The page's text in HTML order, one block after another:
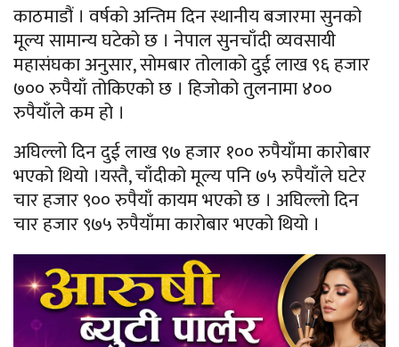
काठमाडौं । वर्षको अन्तिम दिन स्थानीय बजारमा सुनको
मूल्य सामान्य घटेको छ । नेपाल सुनचाँदी व्यवसायी
महासंघका अनुसार, सोमबार तोलाको दुई लाख ९६ हजार
७०० रुपैयाँ तोकिएको छ । हिजोको तुलनामा ४००
रुपैयाँले कम हो ।
अघिल्लो दिन दुई लाख ९७ हजार १०० रुपैयाँमा कारोबार
भएको थियो ।यस्तै, चाँदीको मूल्य पनि ७५ रुपैयाँले घटेर
चार हजार ९०० रुपैयाँ कायम भएको छ । अघिल्लो दिन
चार हजार ९७५ रुपैयाँमा कारोबार भएको थियो ।